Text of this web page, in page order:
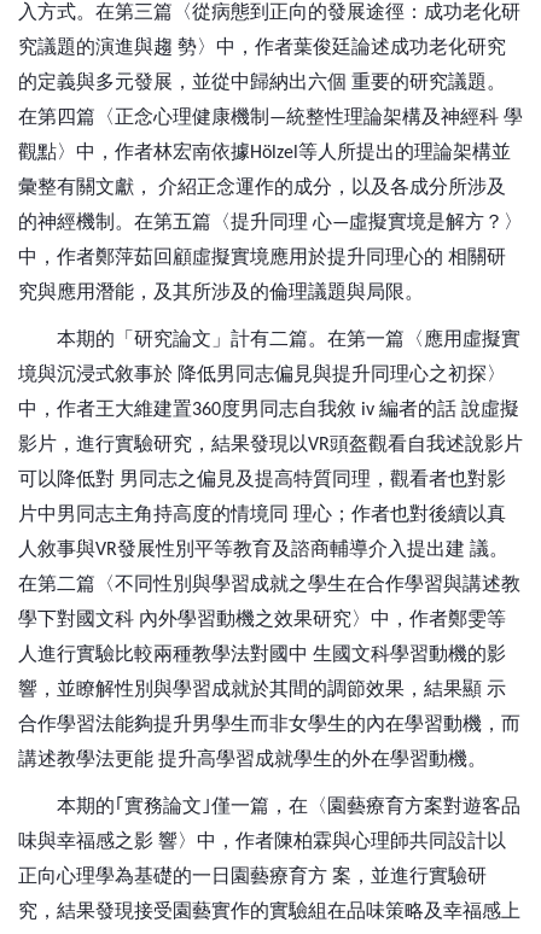
入方式。在第三篇〈從病態到正向的發展途徑：成功老化研
究議題的演進與趨 勢〉中，作者葉俊廷論述成功老化研究
的定義與多元發展，並從中歸納出六個 重要的研究議題。
在第四篇〈正念心理健康機制 —統整性理論架構及神經科 學
觀點〉中，作者林宏南依據Hölzel 等人所提出的理論架構並
彙整有關文獻，
介紹正念運作的成分，以及各成分所涉及
的神經機制。在第五篇〈提升同理 心—虛擬實境是解方？〉
中，作者鄭萍茹回顧虛擬實境應用於提升同理心的 相關研
究與應用潛能，及其所涉及的倫理議題與局限。
本期的「研究論文」計有二篇。在第一篇〈應用虛擬實
境與沉浸式敘事於 降低男同志偏見與提升同理心之初探〉
中，作者王大維建置360度男同志自我敘 iv 編者的話 說虛擬
影片，進行實驗研究，結果發現以VR頭盔觀看自我述說影片
可以降低對 男同志之偏見及提高特質同理，觀看者也對影
片中男同志主角持高度的情境同 理心；作者也對後續以真
人敘事與VR發展性別平等教育及諮商輔導介入提出建 議。
在第二篇〈不同性別與學習成就之學生在合作學習與講述教
學下對國文科 內外學習動機之效果研究〉中，作者鄭雯等
人進行實驗比較兩種教學法對國中 生國文科學習動機的影
響，並瞭解性別與學習成就於其間的調節效果，結果顯 示
合作學習法能夠提升男學生而非女學生的內在學習動機，而
講述教學法更能 提升高學習成就學生的外在學習動機。
本期的｢實務論文｣僅一篇，在〈園藝療育方案對遊客品
味與幸福感之影 響〉中，作者陳柏霖與心理師共同設計以
正向心理學為基礎的一日園藝療育方 案，並進行實驗研
究，結果發現接受園藝實作的實驗組在品味策略及幸福感上